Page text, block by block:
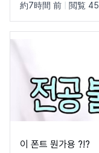
約7時間 前 閲覧 45
이 폰트 뭔가용 ?!?